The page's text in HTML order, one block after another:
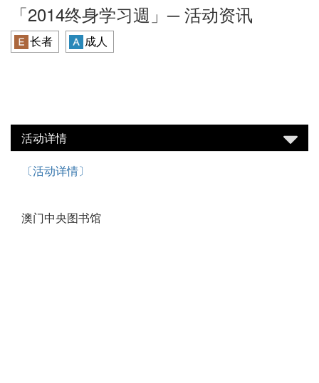
「2014终身学习週」─ 活动资讯
长者 成人
活动详情
〔活动详情〕
澳门中央图书馆